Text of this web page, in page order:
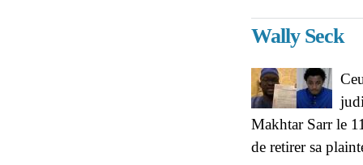
Wally Seck
Makhtar Sarr le
de retirer sa